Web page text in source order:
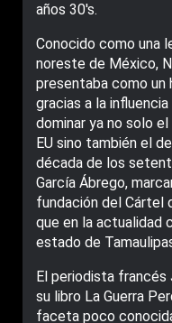
años 30′s.
Conocido como una
noreste de México,
presentaba como un
gracias a la
dominar ya no solo
EU sino también el
década de los
García Ábrego,
fundación del Cártel
que en la actualidad
estado de
El periodista francés
su libro La Guerra
faceta poco